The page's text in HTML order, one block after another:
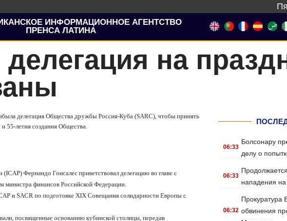
ИНФОРМАЦИОННОЕ АГЕНТСТВО
ПРЕНСА ЛАТИНА
делегация на
делегация Общества дружбы Россия-Куба (SARC), чтобы принять
55-летия создания Общества.
(ICAP) Фернандо Гонсалес приветствовал делегацию во главе с
министра финансов Российской Федерации.
и SACR по подготовке XIX Совещания солидарности Европы с
посвященные основанию кубинской столицы, передав
.06:33
Болсонару
делу о
.06:33
нападения на
.06:32
Прокуратура
обвинения